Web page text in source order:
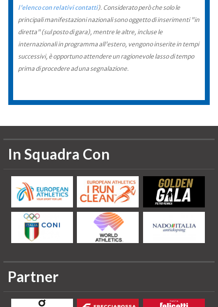
l'elenco con relativi contatti). Considerato però che solo le
principali manifestazioni nazionali sono oggetto di inserimenti "in
diretta" (sul posto di gara), mentre le altre, incluse le
internazionali in programma all'estero, vengono inserite in tempi
successivi, è opportuno attendere un ragionevole lasso di tempo
prima di procedere ad una segnalazione.
In Squadra Con
Partner